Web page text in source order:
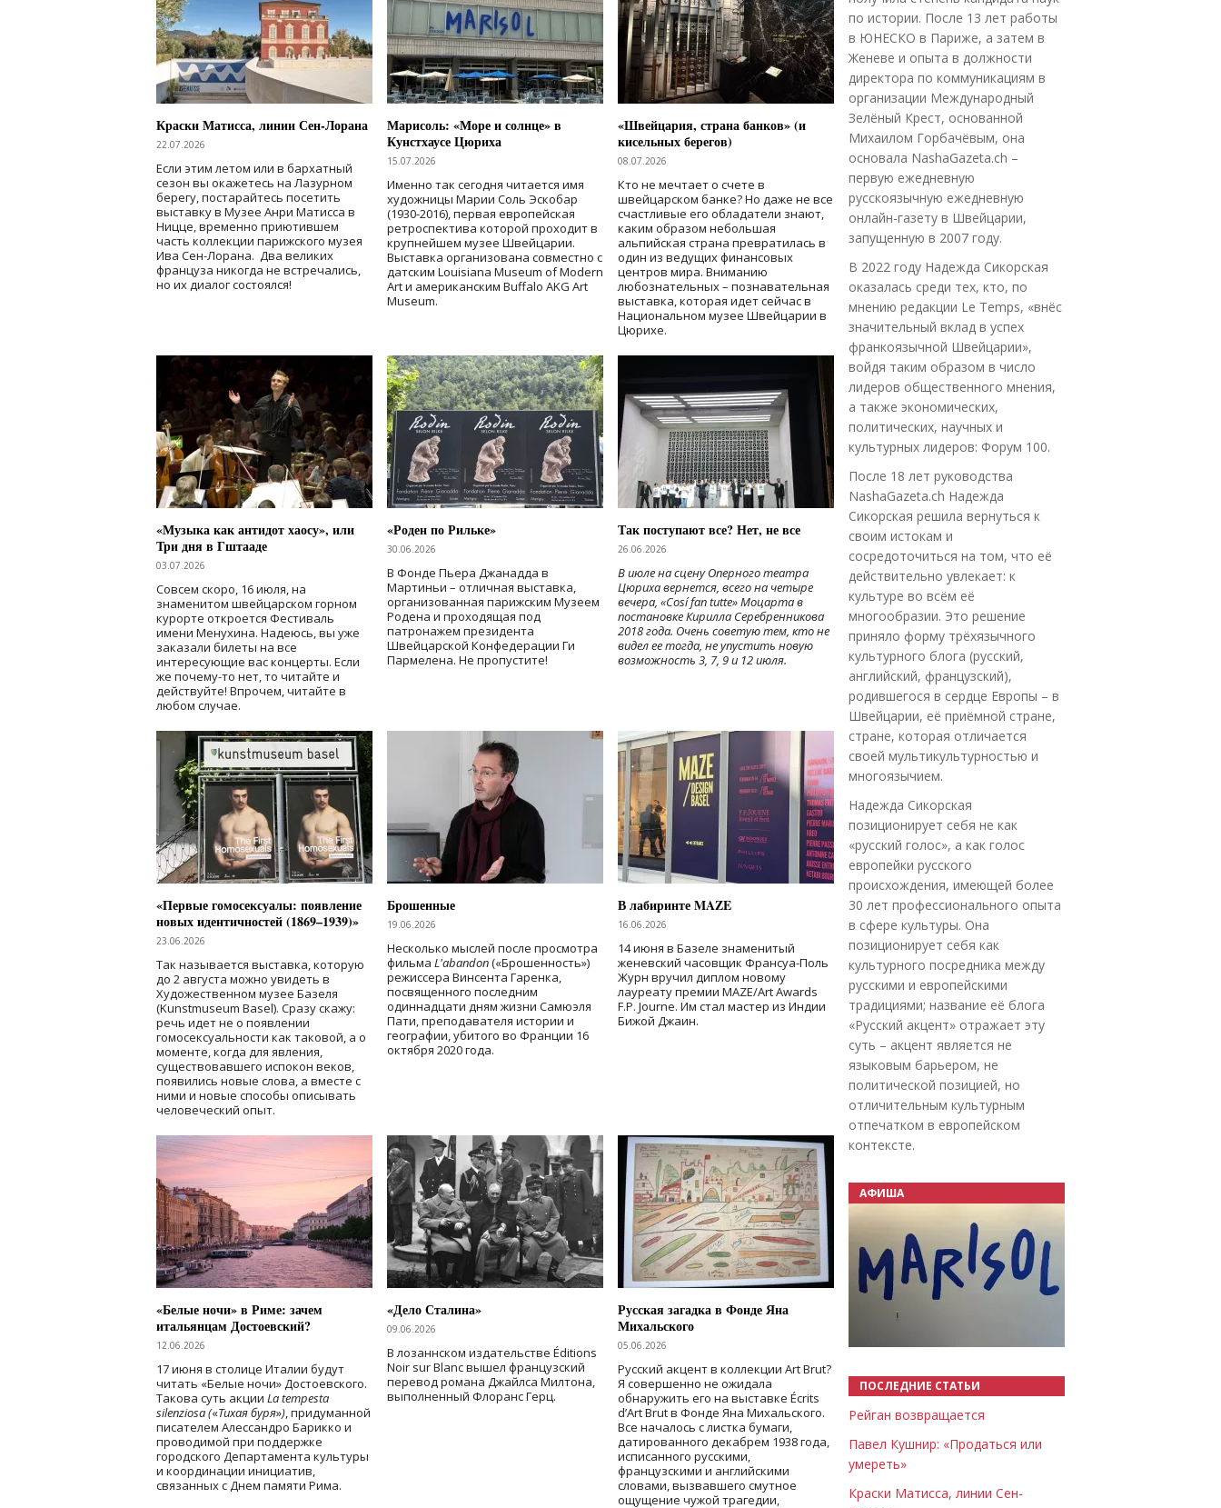
Краски Матисса, линии Сен-Лорана
22.07.2026
Если этим летом или в бархатный
сезон вы окажетесь на Лазурном
берегу, постарайтесь посетить
выставку в Музее Анри Матисса в
Ницце, временно приютившем
часть коллекции парижского музея
Ива Сен-Лорана. Два великих
француза никогда не встречались,
но их диалог состоялся!
Марисоль: «Море и солнце» в
Кунстхаусе Цюриха
15.07.2026
Именно так сегодня читается имя
художницы Марии Соль Эскобар
(1930-2016), первая европейская
ретроспектива которой проходит в
крупнейшем музее Швейцарии.
Выставка организована совместно с
датским Louisiana Museum of Modern
Art и американским Buffalo AKG Art
Museum.
«Швейцария, страна банков» (и
кисельных берегов)
08.07.2026
Кто не мечтает о счете в
швейцарском банке? Но даже не все
счастливые его обладатели знают,
каким образом небольшая
альпийская страна превратилась в
один из ведущих финансовых
центров мира. Вниманию
любознательных – познавательная
выставка, которая идет сейчас в
Национальном музее Швейцарии в
Цюрихе.
«Музыка как антидот хаосу», или
Три дня в Гштааде
03.07.2026
Совсем скоро, 16 июля, на
знаменитом швейцарском горном
курорте откроется Фестиваль
имени Менухина. Надеюсь, вы уже
заказали билеты на все
интересующие вас концерты. Если
же почему-то нет, то читайте и
действуйте! Впрочем, читайте в
любом случае.
«Роден по Рильке»
30.06.2026
В Фонде Пьера Джанадда в
Мартиньи – отличная выставка,
организованная парижским Музеем
Родена и проходящая под
патронажем президента
Швейцарской Конфедерации Ги
Пармелена. Не пропустите!
Так поступают все? Нет, не все
26.06.2026
В июле на сцену Оперного театра
Цюриха вернется, всего на четыре
вечера, «Cosí fan tutte» Моцарта в
постановке Кирилла Серебренникова
2018 года. Очень советую тем, кто не
видел ее тогда, не упустить новую
возможность 3, 7, 9 и 12 июля.
«Первые гомосексуалы: появление
новых идентичностей (1869–1939)»
23.06.2026
Так называется выставка, которую
до 2 августа можно увидеть в
Художественном музее Базеля
(Kunstmuseum Basel). Сразу скажу:
речь идет не о появлении
гомосексуальности как таковой, а о
моменте, когда для явления,
существовавшего испокон веков,
появились новые слова, а вместе с
ними и новые способы описывать
человеческий опыт.
Брошенные
19.06.2026
Несколько мыслей после просмотра
фильма L'abandon(«Брошенность»)
режиссера Винсента Гаренка,
посвященного последним
одиннадцати дням жизни Самюэля
Пати, преподавателя истории и
географии, убитого во Франции 16
октября 2020 года.
В лабиринте MAZE
16.06.2026
14 июня в Базеле знаменитый
женевский часовщик Франсуа-Поль
Журн вручил диплом новому
лауреату премии MAZE/Art Awards
F.P. Journe. Им стал мастер из Индии
Бижой Джаин.
«Белые ночи» в Риме: зачем
итальянцам Достоевский?
12.06.2026
17 июня в столице Италии будут
читать «Белые ночи» Достоевского.
Такова суть акции La tempesta
silenziosa («Тихая буря»), придуманной
писателем Алессандро Барикко и
проводимой при поддержке
городского Департамента культуры
и координации инициатив,
связанных с Днем памяти Рима.
«Дело Сталина»
09.06.2026
В лозаннском издательстве Éditions
Noir sur Blanc вышел французский
перевод романа Джайлса Милтона,
выполненный Флоранс Герц.
Русская загадка в Фонде Яна
Михальского
05.06.2026
Русский акцент в коллекции Art Brut?
Я совершенно не ожидала
обнаружить его на выставке Écrits
d’Art Brut в Фонде Яна Михальского.
Все началось с листка бумаги,
датированного декабрем 1938 года,
исписанного русскими,
французскими и английскими
словами, вызвавшего смутное
ощущение чужой трагедии,
по истории. После 13 лет работы
в ЮНЕСКО в Париже, а затем в
Женеве и опыта в должности
директора по коммуникациям в
организации Международный
Зелёный Крест, основанной
Михаилом Горбачёвым, она
основала NashaGazeta.ch –
первую ежедневную
русскоязычную ежедневную
онлайн-газету в Швейцарии,
запущенную в 2007 году.
В 2022 году Надежда Сикорская
оказалась среди тех, кто, по
мнению редакции Le Temps, «внёс
значительный вклад в успех
франкоязычной Швейцарии»,
войдя таким образом в число
лидеров общественного мнения,
а также экономических,
политических, научных и
культурных лидеров: Форум 100.
После 18 лет руководства
NashaGazeta.ch Надежда
Сикорская решила вернуться к
своим истокам и
сосредоточиться на том, что её
действительно увлекает: к
культуре во всём её
многообразии. Это решение
приняло форму трёхязычного
культурного блога (русский,
английский, французский),
родившегося в сердце Европы – в
Швейцарии, её приёмной стране,
стране, которая отличается
своей мультикультурностью и
многоязычием.
Надежда Сикорская
позиционирует себя не как
«русский голос», а как голос
европейки русского
происхождения, имеющей более
30 лет профессионального опыта
в сфере культуры. Она
позиционирует себя как
культурного посредника между
русскими и европейскими
традициями; название её блога
«Русский акцент» отражает эту
суть – акцент является не
языковым барьером, не
политической позицией, но
отличительным культурным
отпечатком в европейском
контексте.
АФИША
ПОСЛЕДНИЕ СТАТЬИ
Рейган возвращается
Павел Кушнир: «Продаться или
умереть»
Краски Матисса, линии Сен-